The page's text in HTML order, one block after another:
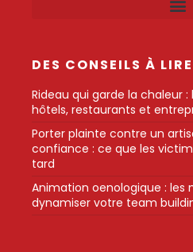
DES CONSEILS À LIRE
Rideau qui garde la chaleur
hôtels, restaurants et
Porter plainte contre un
confiance : ce que les
tard
Animation oenologique : les
dynamiser votre team